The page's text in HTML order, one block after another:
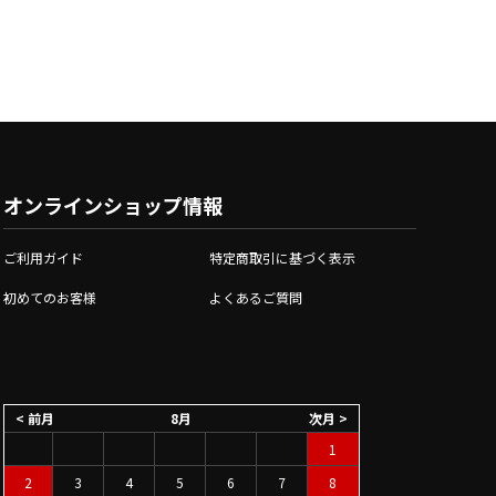
オンラインショップ情報
ご利用ガイド 特定商取引に基づく表示
初めてのお客様 よくあるご質問
8月
< 前月
次月 >
1
2
3 4 5 6 7 8